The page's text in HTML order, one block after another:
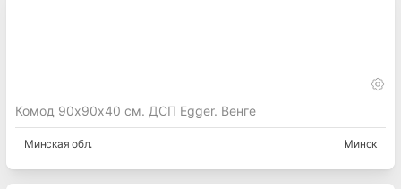
Комод 90х90х40 см. ДСП Egger. Венге
Минская обл. Минск